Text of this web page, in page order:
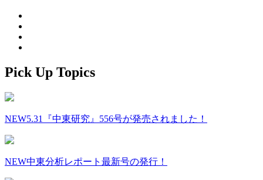
Pick Up Topics
NEW5.31『中東研究』556号が発売されました！
NEW中東分析レポート最新号の発行！